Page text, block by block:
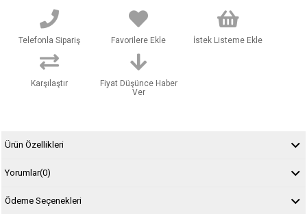
Telefonla Sipariş Favorilere Ekle İstek Listeme Ekle
Karşılaştır
Fiyat Düşünce Haber
Ver
Ürün Özellikleri
Yorumlar(0)
Ödeme Seçenekleri